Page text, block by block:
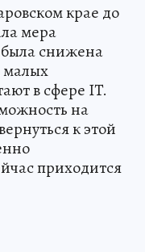
крае до
мера
была снижена
малых
в сфере IT.
на
к этой
приходится